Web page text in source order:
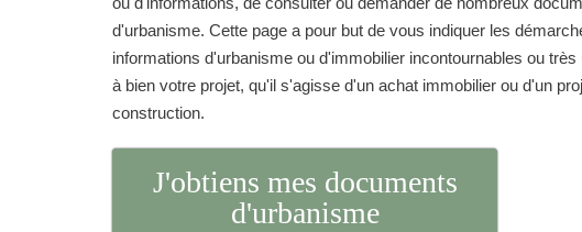
d'urbanisme. Cette page a pour but de vous indiquer les
informations d'urbanisme ou d'immobilier incontournables ou
à bien votre projet, qu'il s'agisse d'un achat immobilier ou d'un
construction.
J'obtiens mes documents
d'urbanisme